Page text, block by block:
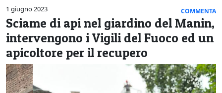
CULTURA
LA STORIA
SPETTACOLI
L'EDITORIALE
SEZIONI
1 giugno 2023 COMMENTA
Sciame di api nel giardino del Manin,
intervengono i Vigili del Fuoco ed un
apicoltore per il recupero